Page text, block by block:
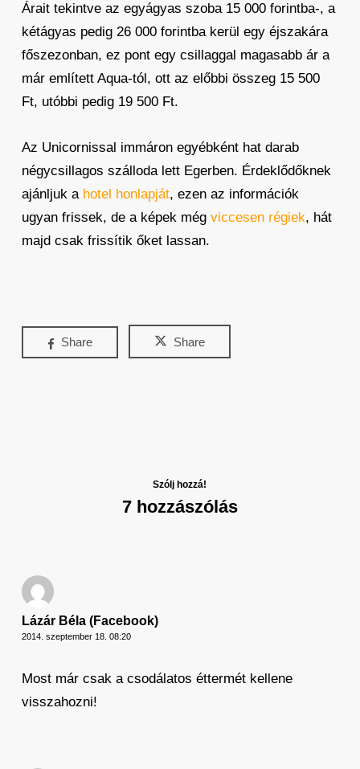
Árait tekintve az egyágyas szoba 15 000 forintba-, a
kétágyas pedig 26 000 forintba kerül egy éjszakára
főszezonban, ez pont egy csillaggal magasabb ár a
már említett Aqua-tól, ott az előbbi összeg 15 500
Ft, utóbbi pedig 19 500 Ft.
Az Unicornissal immáron egyébként hat darab
négycsillagos szálloda lett Egerben. Érdeklődőknek
ajánljuk a hotel honlapját, ezen az információk
ugyan frissek, de a képek még viccesen régiek, hát
majd csak frissítik őket lassan.
Share Share
Szólj hozzá!
7 hozzászólás
Lázár Béla (Facebook)
2014. szeptember 18. 08:20
Most már csak a csodálatos éttermét kellene
visszahozni!